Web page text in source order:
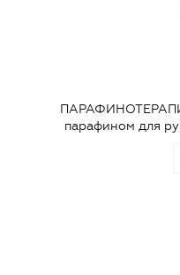
парафином для